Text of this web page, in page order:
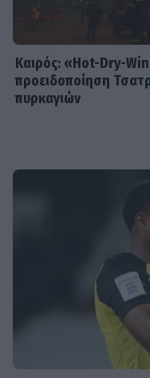
Καιρός: «Hot-Dry-
προειδοποίηση
πυρκαγιών